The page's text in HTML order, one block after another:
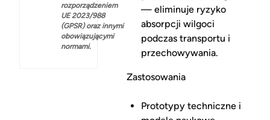
rozporządzeniem
UE 2023/988
(GPSR) oraz innymi
obowiązującymi
normami.
— eliminuje ryzyko
absorpcji wilgoci
podczas transportu i
przechowywania.
Zastosowania
Prototypy techniczne i